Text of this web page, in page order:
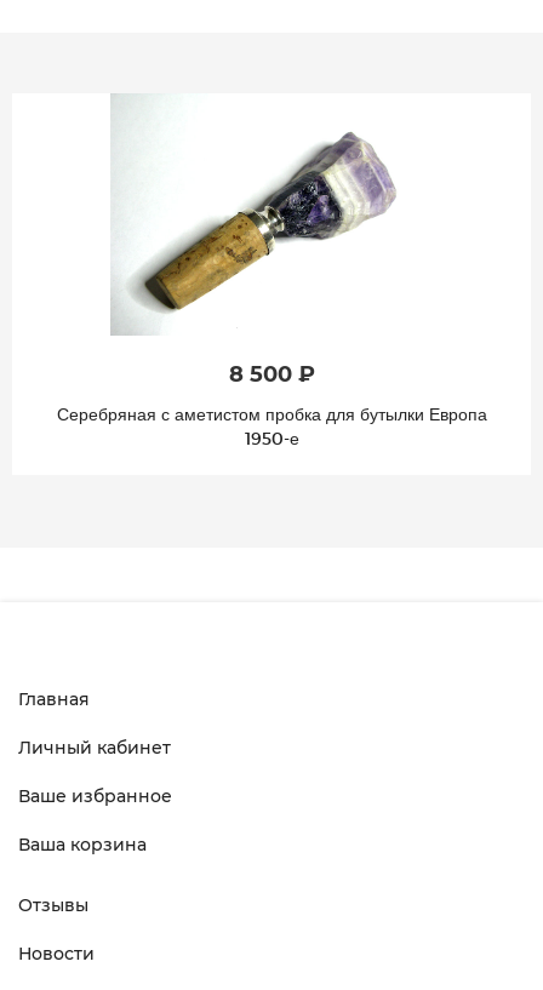
8 500 ₽
Серебряная с аметистом пробка для бутылки Европа
1950-е
Главная
Личный кабинет
Ваше избранное
Ваша корзина
Отзывы
Новости